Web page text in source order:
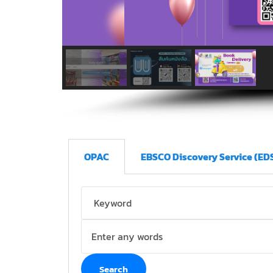
OPAC EBSCO Discovery Service
Search